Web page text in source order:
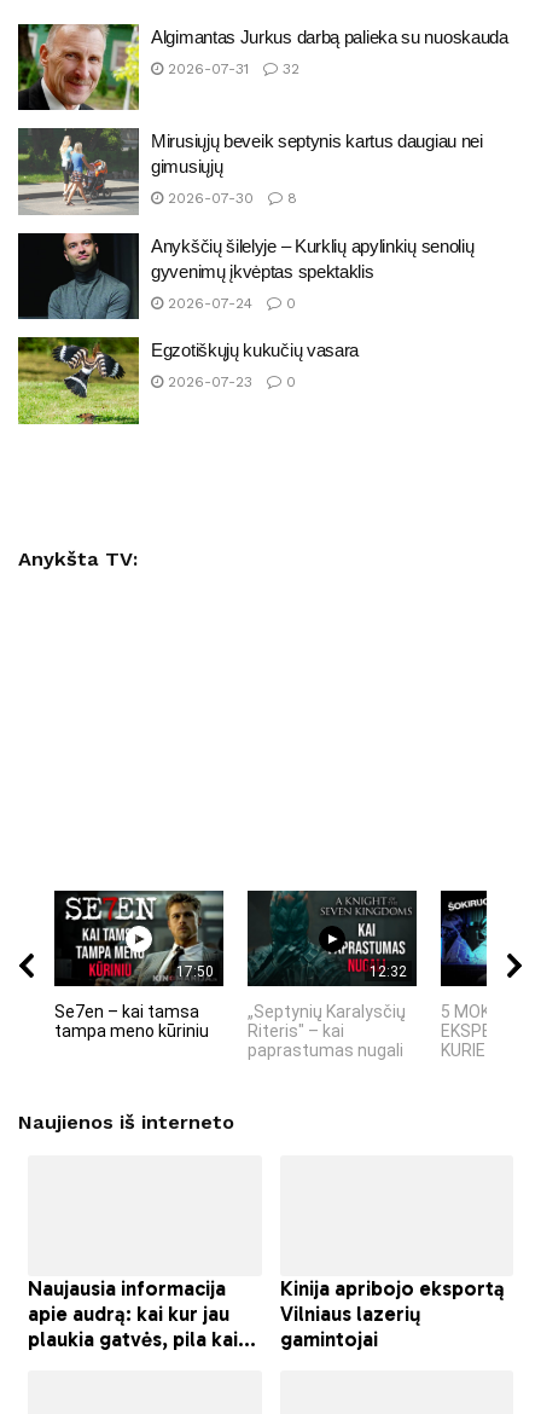
Algimantas Jurkus darbą palieka su nuoskauda
2026-07-31 32
Mirusiųjų beveik septynis kartus daugiau nei
gimusiųjų
2026-07-30 8
Anykščių šilelyje – Kurklių apylinkių senolių
gyvenimų įkvėptas spektaklis
2026-07-24 0
Egzotiškųjų kukučių vasara
2026-07-23 0
Anykšta TV:
17:50
Se7en – kai tamsa
tampa meno kūriniu
12:32
„Septynių Karalysčių
Riteris" – kai
paprastumas nugali
5 MOKSLINIAI
KURIE
Naujienos iš interneto